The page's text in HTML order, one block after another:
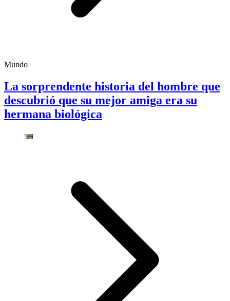
Mundo
La sorprendente historia del hombre que
descubrió que su mejor amiga era su
hermana biológica